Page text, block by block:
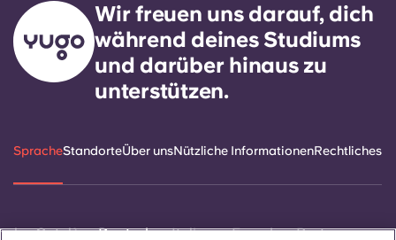
Wir freuen uns darauf, dich
während deines Studiums
und darüber hinaus zu
unterstützen.
SpracheStandorteÜber unsNützliche InformationenRechtliches
Català Deutsch Italian French Portuguese